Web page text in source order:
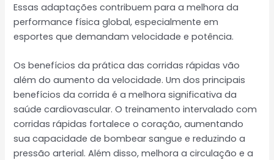
Essas adaptações contribuem para a melhora da
performance física global, especialmente em
esportes que demandam velocidade e potência.
Os benefícios da prática das corridas rápidas vão
além do aumento da velocidade. Um dos principais
benefícios da corrida é a melhora significativa da
saúde cardiovascular. O treinamento intervalado com
corridas rápidas fortalece o coração, aumentando
sua capacidade de bombear sangue e reduzindo a
pressão arterial. Além disso, melhora a circulação e a